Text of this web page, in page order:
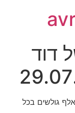
דוד
אני אוהב לשתף תכנים שאני אוהב – ל 80 אלף גולשים בכל